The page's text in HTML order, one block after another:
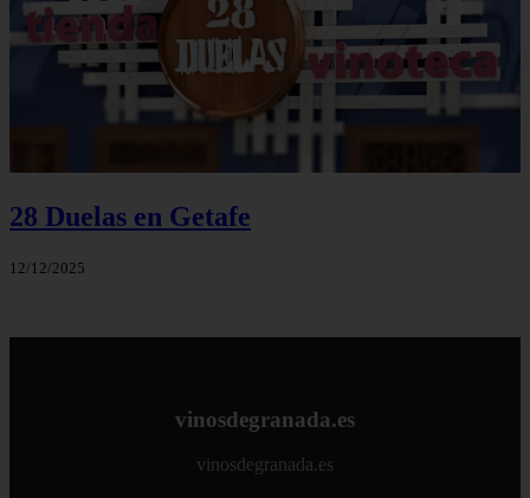
28 Duelas en Getafe
12/12/2025
vinosdegranada.es
vinosdegranada.es